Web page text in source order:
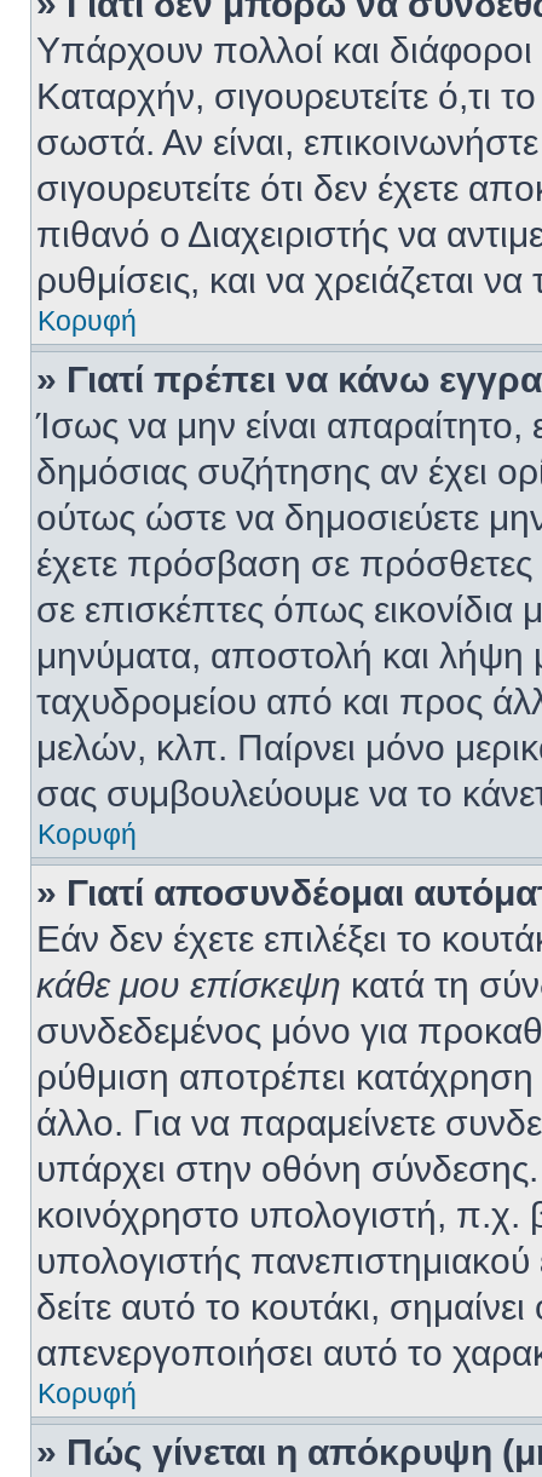
Υπάρχουν πολλοί και
Καταρχήν, σιγουρευτείτε ό,τι
σωστά. Αν είναι,
σιγουρευτείτε ότι δεν έχετε
πιθανό ο Διαχειριστής να
ρυθμίσεις, και να χρειάζεται να
Κορυφή
» Γιατί πρέπει να κάνω
Ίσως να μην είναι απαραίτητο,
δημόσιας συζήτησης αν έχει
ούτως ώστε να δημοσιεύετε
έχετε πρόσβαση σε πρόσθετες
σε επισκέπτες όπως
μηνύματα, αποστολή και λήψη
ταχυδρομείου από και προς
μελών, κλπ. Παίρνει μόνο
σας συμβουλεύουμε να το
Κορυφή
» Γιατί αποσυνδέομαι
Εάν δεν έχετε επιλέξει το
κάθε μου επίσκεψη κατά τη
συνδεδεμένος μόνο για
ρύθμιση αποτρέπει
άλλο. Για να παραμείνετε
υπάρχει στην οθόνη σύνδεσης.
κοινόχρηστο υπολογιστή, π.χ.
υπολογιστής
δείτε αυτό το κουτάκι, σημαίνει
απενεργοποιήσει αυτό το
Κορυφή
» Πώς γίνεται η απόκρυψη